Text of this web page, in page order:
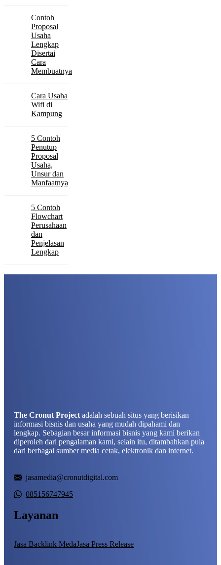
Contoh
Proposal
Usaha
Lengkap
Disertai
Cara
Membuatnya
Cara Usaha
Wifi di
Kampung
5 Contoh
Penutup
Proposal
Usaha,
Unsur dan
Manfaatnya
5 Contoh
Flowchart
Perusahaan
dan
Penjelasan
Lengkap
The Cronut Projectadalah sebuah situs yang berisikan
informasi bisnis dan usaha yang mudah dipahami dan
lengkap. Sebagian besar informasi bisnis yang kami berikan
diperoleh dari pengalaman kami, selain itu, ditambahkan pula
dari berbagai sumber media cetak, elektronik dan internet.
jasamedia@cronutdigital.com
085156747945
Layanan
Jasa Backlink MedaJasa Press Release